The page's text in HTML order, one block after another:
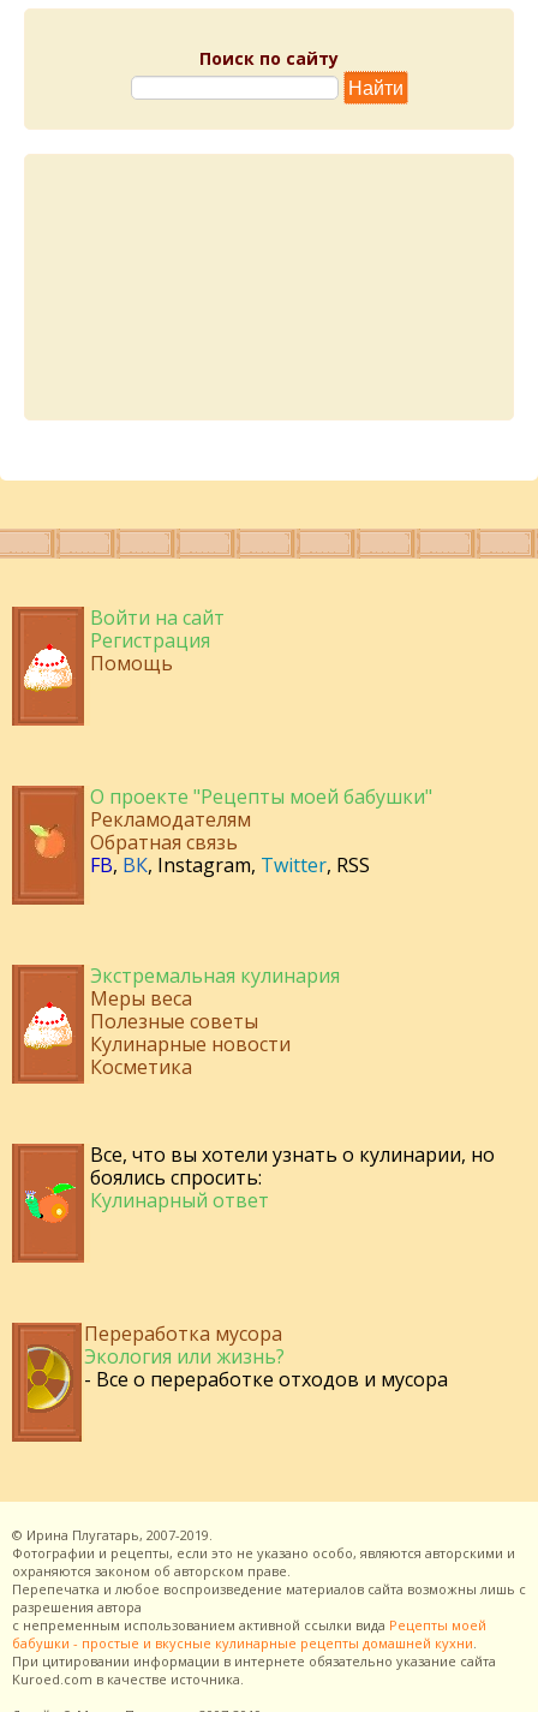
Поиск по сайту
Войти на сайт
Регистрация
Помощь
О проекте "Рецепты моей бабушки"
Рекламодателям
Обратная связь
FB, ВК, Instagram, Twitter, RSS
Экстремальная кулинария
Меры веса
Полезные советы
Кулинарные новости
Косметика
Все, что вы хотели узнать о кулинарии, но
боялись спросить:
Кулинарный ответ
Переработка мусора
Экология или жизнь?
- Все о переработке отходов и мусора
© Ирина Плугатарь, 2007-2019.
Фотографии и рецепты, если это не указано особо, являются авторскими и
охраняются законом об авторском праве.
Перепечатка и любое воспроизведение материалов сайта возможны лишь с
разрешения автора
с непременным использованием активной ссылки вида Рецепты моей
бабушки - простые и вкусные кулинарные рецепты домашней кухни
При цитировании информации в интернете обязательно указание сайта
Kuroed.com в качестве источника.